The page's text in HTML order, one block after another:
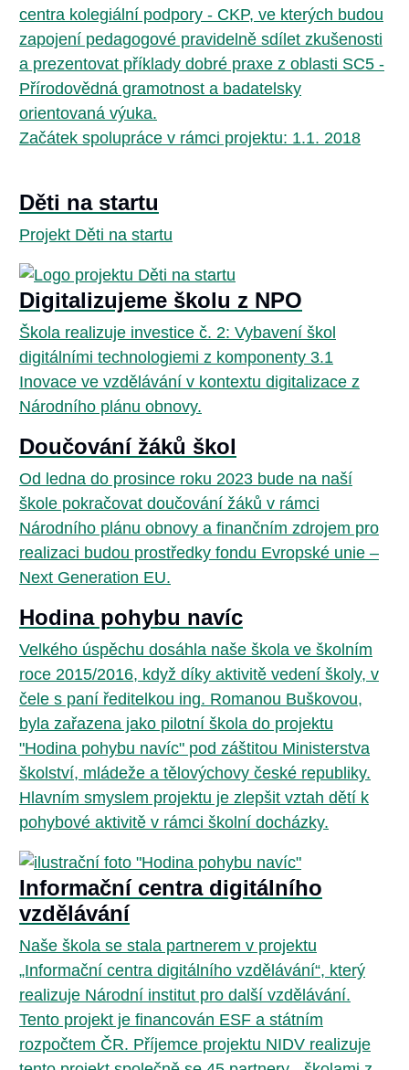
centra kolegiální podpory - CKP, ve kterých budou
zapojení pedagogové pravidelně sdílet zkušenosti
a prezentovat příklady dobré praxe z oblasti SC5 -
Přírodovědná gramotnost a badatelsky
orientovaná výuka.
Začátek spolupráce v rámci projektu: 1.1. 2018
Děti na startu
Projekt Děti na startu
Digitalizujeme školu z NPO
Škola realizuje investice č. 2: Vybavení škol
digitálními technologiemi z komponenty 3.1
Inovace ve vzdělávání v kontextu digitalizace z
Národního plánu obnovy.
Doučování žáků škol
Od ledna do prosince roku 2023 bude na naší
škole pokračovat doučování žáků v rámci
Národního plánu obnovy a finančním zdrojem pro
realizaci budou prostředky fondu Evropské unie –
Next Generation EU.
Hodina pohybu navíc
Velkého úspěchu dosáhla naše škola ve školním
roce 2015/2016, když díky aktivitě vedení školy, v
čele s paní ředitelkou ing. Romanou Buškovou,
byla zařazena jako pilotní škola do projektu
"Hodina pohybu navíc" pod záštitou Ministerstva
školství, mládeže a tělovýchovy české republiky.
Hlavním smyslem projektu je zlepšit vztah dětí k
pohybové aktivitě v rámci školní docházky.
Informační centra digitálního
vzdělávání
Naše škola se stala partnerem v projektu
„Informační centra digitálního vzdělávání“, který
realizuje Národní institut pro další vzdělávání.
Tento projekt je financován ESF a státním
rozpočtem ČR. Příjemce projektu NIDV realizuje